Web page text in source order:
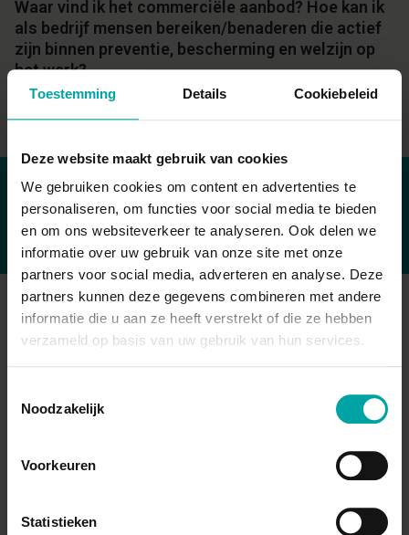
Toestemming Details Cookiebeleid
Deze website maakt gebruik van cookies
We gebruiken cookies om content en advertenties te
personaliseren, om functies voor social media te bieden
en om ons websiteverkeer te analyseren. Ook delen we
informatie over uw gebruik van onze site met onze
partners voor social media, adverteren en analyse. Deze
partners kunnen deze gegevens combineren met andere
informatie die u aan ze heeft verstrekt of die ze hebben
verzameld op basis van uw gebruik van hun services.
Noodzakelijk
Voorkeuren
Statistieken
Waar vind ik het commerciële aanbod? Hoe kan ik
als bedrijf mensen bereiken/benaderen die actief
zijn binnen preventie, bescherming en welzijn op
het werk?
Opleidingen
Brand
Ergonomie
Mobiliteit
Wetgeving